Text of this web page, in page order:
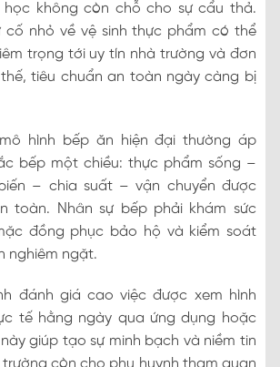
học không còn chỗ cho sự cẩu thả.
cố nhỏ về vệ sinh thực phẩm có thể
trọng tới uy tín nhà trường và đơn
tiêu chuẩn an toàn ngày càng bị
hình bếp ăn hiện đại thường áp
bếp một chiều: thực phẩm sống –
– chia suất – vận chuyển được
toàn. Nhân sự bếp phải khám sức
đồng phục bảo hộ và kiểm soát
nghiêm ngặt.
đánh giá cao việc được xem hình
tế hằng ngày qua ứng dụng hoặc
giúp tạo sự minh bạch và niềm tin
trường còn cho phụ huynh tham quan